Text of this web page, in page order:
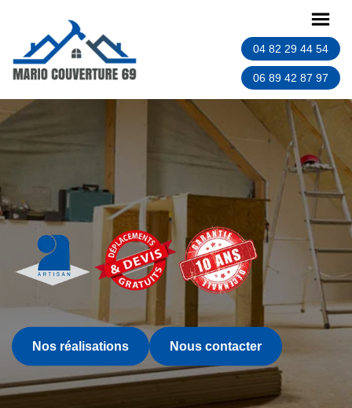
04 82 29 44 54
06 89 42 87 97
Nos réalisations Nous contacter